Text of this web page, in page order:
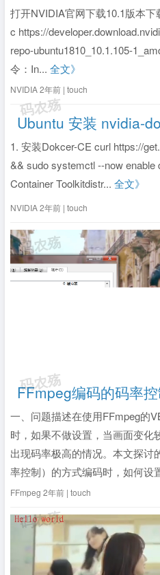
打开NVIDIA官网下载10.1版本
c https://
repo-ubuntu1810_10.1.105-
令：In...全文》
NVIDIA2年前 | touch
Ubuntu 安装 nvidia-
1. 安装Dokcer-CE curl https://
&& sudo systemctl --now
Container Toolkitdistr...全文》
NVIDIA2年前 | touch
FFmpeg编码的码率
一、问题描述在使用FFmpeg的
时，如果不做设置，当画面变化
出现码率极高的情况。本文探讨
率控制）的方式编码时，如何设
的范围内。二、解决办法通过以
围的码率控制。//期望的码率范
文》
FFmpeg 2年前 | touch